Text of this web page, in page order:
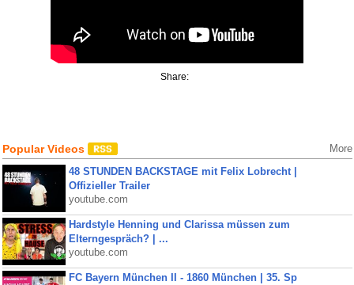
Share:
Popular Videos More
48 STUNDEN BACKSTAGE mit Felix Lobrecht |
Offizieller Trailer
youtube.com
Hardstyle Henning und Clarissa müssen zum
Elterngespräch? | ...
youtube.com
FC Bayern München II - 1860 München | 35. Sp